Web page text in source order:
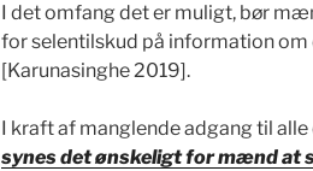
I det omfang det er muligt, bør
for selentilskud på information
[Karunasinghe 2019].
I kraft af manglende adgang til
synes det ønskeligt for mænd at